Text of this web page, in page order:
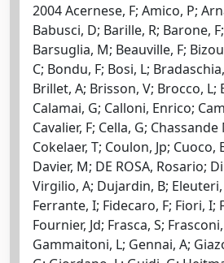
2004 Acernese, F; Amico, P;
Babusci, D; Barille, R; Barone,
Barsuglia, M; Beauville, F;
C; Bondu, F; Bosi, L;
Brillet, A; Brisson, V; Brocco, L;
Calamai, G; Calloni, Enrico;
Cavalier, F; Cella, G;
Cokelaer, T; Coulon, Jp; Cuoco,
Davier, M; DE ROSA, Rosario;
Virgilio, A; Dujardin, B; Eleuteri,
Ferrante, I; Fidecaro, F; Fiori, I;
Fournier, Jd; Frasca, S;
Gammaitoni, L; Gennai, A;